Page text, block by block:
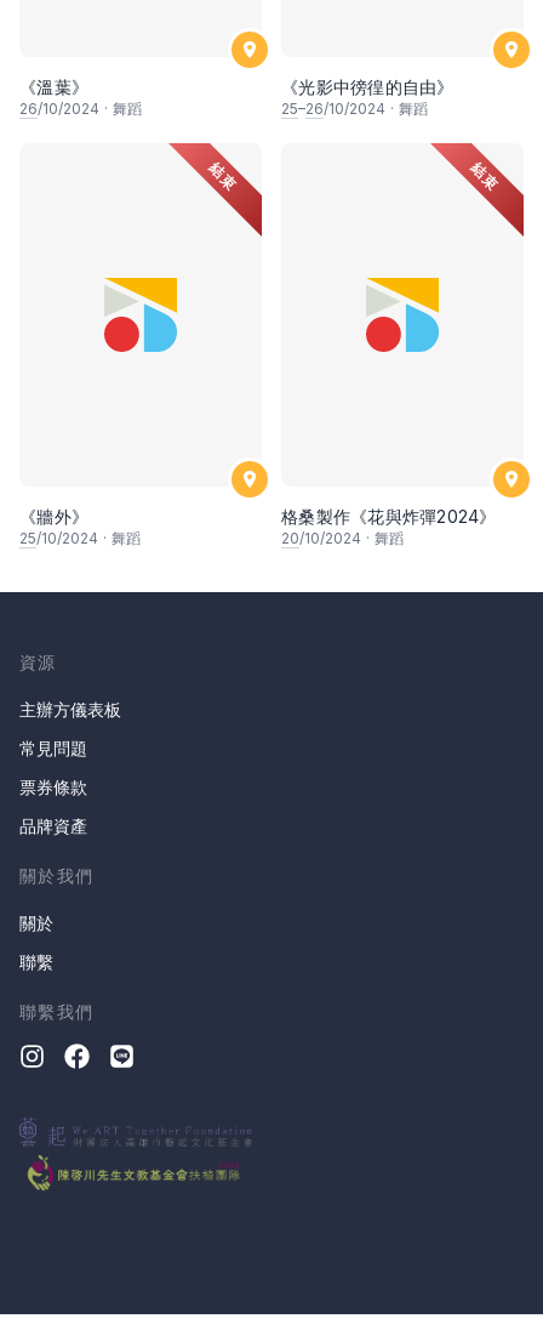
《溫葉》
26/10/2024 · 舞蹈
《光影中徬徨的自由》
25–26/10/2024 · 舞蹈
結束
《牆外》
25/10/2024 · 舞蹈
結束
格桑製作《花與炸彈2024》
20/10/2024 · 舞蹈
資源
主辦方儀表板
常見問題
票券條款
品牌資產
關於我們
關於
聯繫
聯繫我們